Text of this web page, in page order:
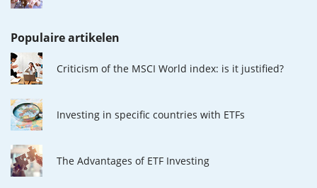
Populaire artikelen
Criticism of the MSCI World index: is it justified?
Investing in specific countries with ETFs
The Advantages of ETF Investing